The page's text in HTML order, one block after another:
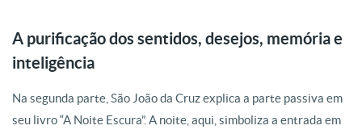
A purificação dos sentidos, desejos, memória e
inteligência
Na segunda parte, São João da Cruz explica a parte passiva em
seu livro “A Noite Escura”. A noite, aqui, simboliza a entrada em